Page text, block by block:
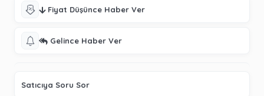
Fiyat Düşünce Haber Ver
Gelince Haber Ver
Satıcıya Soru Sor